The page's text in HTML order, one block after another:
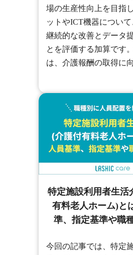
場の生産性向上を目指
ットやICT機器につい
継続的な改善とデータ
とを評価する加算です
は、介護報酬の取得に
後まで読めば、生産性
加算に関する疑問を解
め、ぜひ最後までご覧
特定施設利用者生活
有料老人ホーム)と
準、指定基準や職
今回の記事では、特定